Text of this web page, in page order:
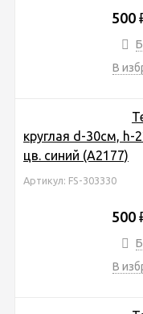
500
В
круглая d-30см, h-
цв. синий (A2177)
Артикул: FS-303330
500
В